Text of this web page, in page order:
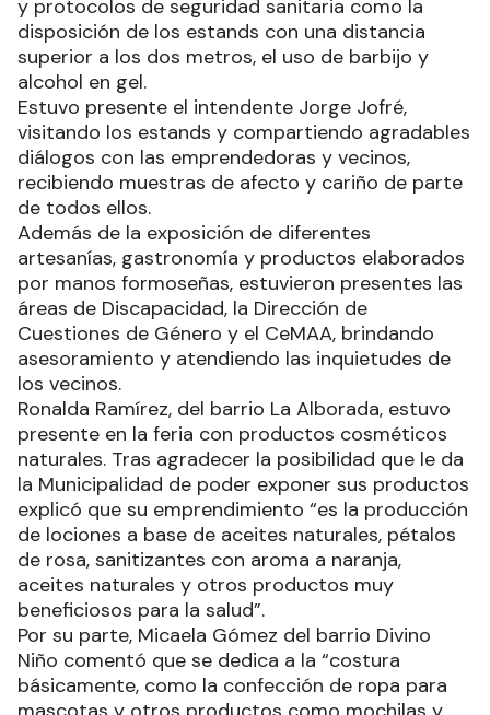
y protocolos de seguridad sanitaria como la
disposición de los estands con una distancia
superior a los dos metros, el uso de barbijo y
alcohol en gel.
Estuvo presente el intendente Jorge Jofré,
visitando los estands y compartiendo agradables
diálogos con las emprendedoras y vecinos,
recibiendo muestras de afecto y cariño de parte
de todos ellos.
Además de la exposición de diferentes
artesanías, gastronomía y productos elaborados
por manos formoseñas, estuvieron presentes las
áreas de Discapacidad, la Dirección de
Cuestiones de Género y el CeMAA, brindando
asesoramiento y atendiendo las inquietudes de
los vecinos.
Ronalda Ramírez, del barrio La Alborada, estuvo
presente en la feria con productos cosméticos
naturales. Tras agradecer la posibilidad que le da
la Municipalidad de poder exponer sus productos
explicó que su emprendimiento “es la producción
de lociones a base de aceites naturales, pétalos
de rosa, sanitizantes con aroma a naranja,
aceites naturales y otros productos muy
beneficiosos para la salud”.
Por su parte, Micaela Gómez del barrio Divino
Niño comentó que se dedica a la “costura
básicamente, como la confección de ropa para